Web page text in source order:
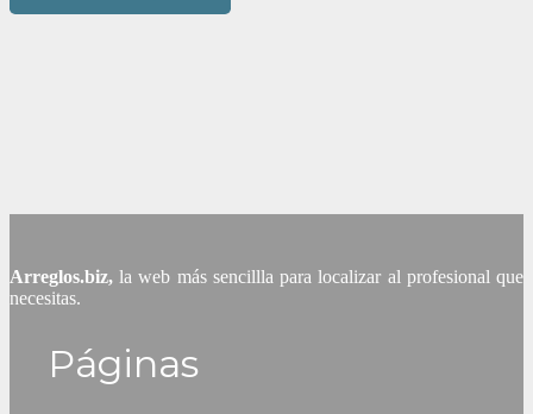
Arreglos.biz,la web más sencillla para localizar al profesional que
necesitas.
Páginas